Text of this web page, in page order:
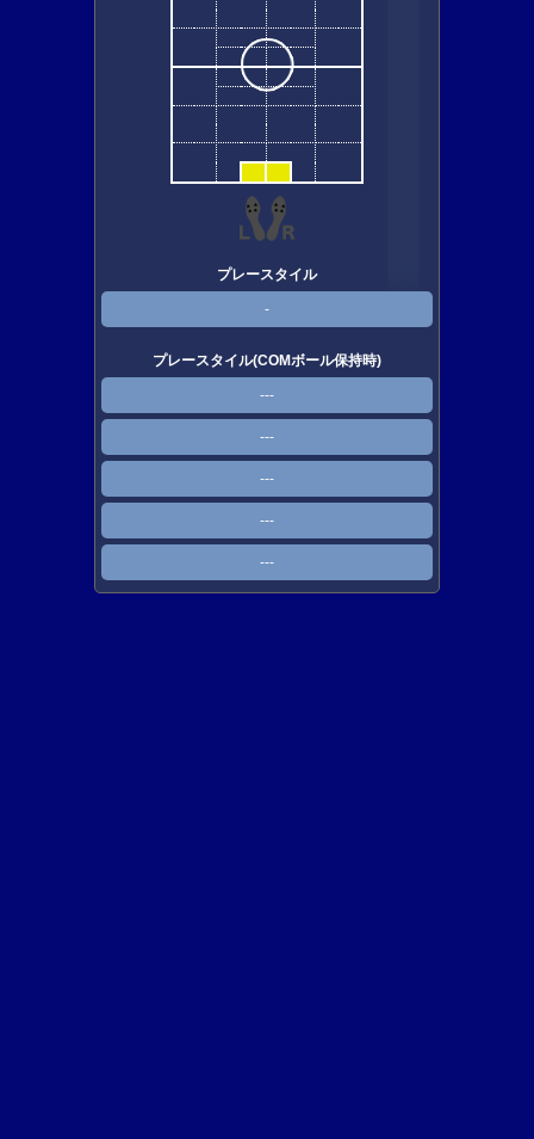
プレースタイル
-
プレースタイル(COMボール保持時)
---
---
---
---
---